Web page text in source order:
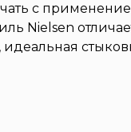
с
Nielsen